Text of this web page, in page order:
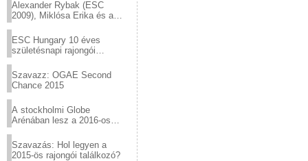
Alexander Rybak (ESC
2009), Miklósa Erika és a
sztárjai a Margitszigeten
ESC Hungary 10 éves
születésnapi rajongói
Szavazz: OGAE Second
Chance 2015
A stockholmi Globe
Arénában lesz a 2016-os
Szavazás: Hol legyen a
2015-ös rajongói találkozó?